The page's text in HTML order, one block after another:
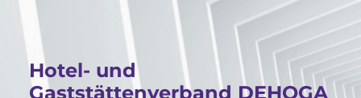
Hotel- und
Gaststättenverband DEHOGA